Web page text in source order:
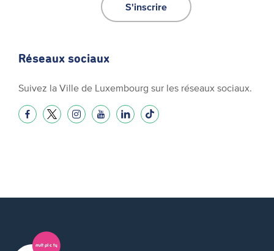
S'inscrire
Réseaux sociaux
Suivez la Ville de Luxembourg sur les réseaux sociaux.